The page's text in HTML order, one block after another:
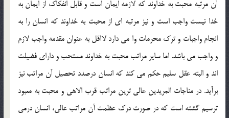
آن مرتبه محبت به خداوند که لازمه ایمان است و قابل انفکاک از ایمان به
خدا نیست واجب است و نیز مرتبه ای از محبت به خداوند که انسان را به
انجام واجبات و ترک محرمات وا می دارد لااقل به عنوان مقدمه واجب لازم
و واجب می باشد. اما سایر مراتب محبت به خداوند مستحب و دارای فضیلت
اند و البته عقل سلیم حکم می کند که انسان درصدد تحصیل آن مراتب نیز
برآید. در مناجات المریدین عالی ترین مراتب قرب الاهی و محبت به معبود
ترسیم گشته است که در صورت درک عظمت آن مراتب عالی، انسان درمی